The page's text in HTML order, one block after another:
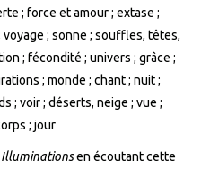
; force et amour ; extase ;
voyage ; sonne ; souffles, têtes,
; fécondité ; univers ; grâce ;
; monde ; chant ; nuit ;
; voir ; déserts, neige ; vue ;
; jour
Illuminationsen écoutant cette